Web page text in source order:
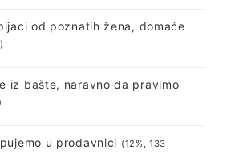
od poznatih žena, domaće
iz bašte, naravno da pravimo
u prodavnici (12%, 133